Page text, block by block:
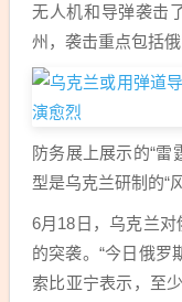
无人机和导弹袭击
州，袭击重点包括
防务展上展示的“雷
型是乌克兰研制的“
6月18日，乌克兰
的突袭。“今日俄罗
索比亚宁表示，至